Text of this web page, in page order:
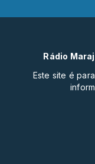
Rádio
Este site é